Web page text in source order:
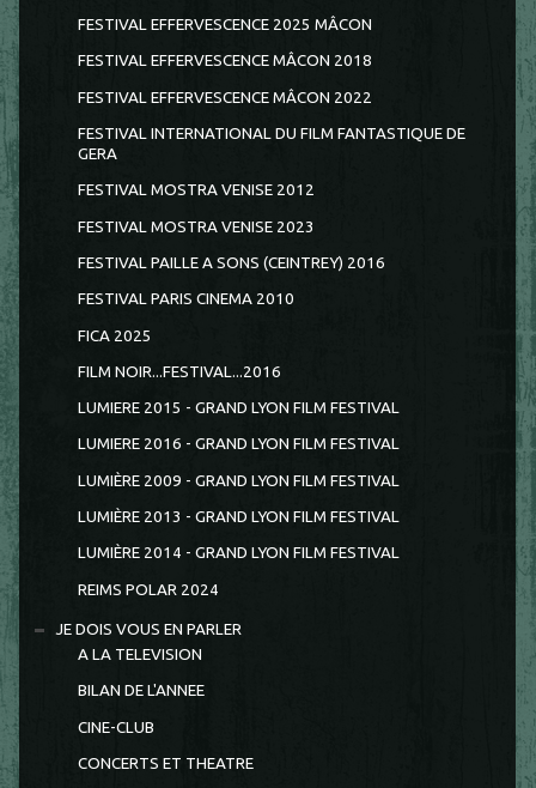
FESTIVAL EFFERVESCENCE 2025 MÂCON
FESTIVAL EFFERVESCENCE MÂCON 2018
FESTIVAL EFFERVESCENCE MÂCON 2022
FESTIVAL INTERNATIONAL DU FILM FANTASTIQUE DE
GERA
FESTIVAL MOSTRA VENISE 2012
FESTIVAL MOSTRA VENISE 2023
FESTIVAL PAILLE A SONS (CEINTREY) 2016
FESTIVAL PARIS CINEMA 2010
FICA 2025
FILM NOIR...FESTIVAL...2016
LUMIERE 2015 - GRAND LYON FILM FESTIVAL
LUMIERE 2016 - GRAND LYON FILM FESTIVAL
LUMIÈRE 2009 - GRAND LYON FILM FESTIVAL
LUMIÈRE 2013 - GRAND LYON FILM FESTIVAL
LUMIÈRE 2014 - GRAND LYON FILM FESTIVAL
REIMS POLAR 2024
JE DOIS VOUS EN PARLER
A LA TELEVISION
BILAN DE L'ANNEE
CINE-CLUB
CONCERTS ET THEATRE